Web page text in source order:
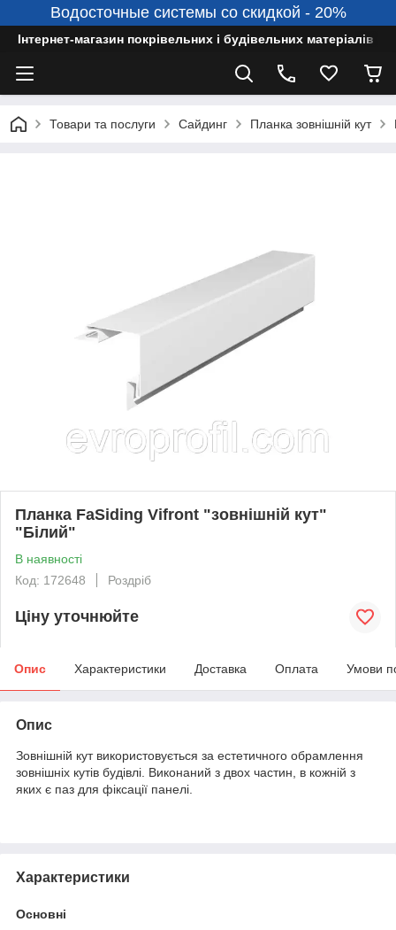
Водосточные системы со скидкой - 20%
Інтернет-магазин покрівельних і будівельних матеріалів
Товари та послуги Сайдинг Планка зовнішній кут
Планка FaSiding Vifront "зовнішній кут"
"Білий"
В наявності
Код: 172648
Роздріб
Ціну уточнюйте
Опис Характеристики Доставка Оплата Умови
Опис
Зовнішній кут використовується за естетичного обрамлення
зовнішніх кутів будівлі. Виконаний з двох частин, в кожній з
яких є паз для фіксації панелі.
Характеристики
Основні